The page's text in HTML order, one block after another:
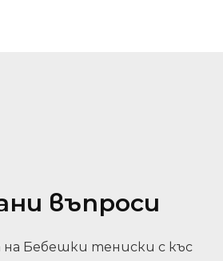
въпроси
на Бебешки тениски с къс